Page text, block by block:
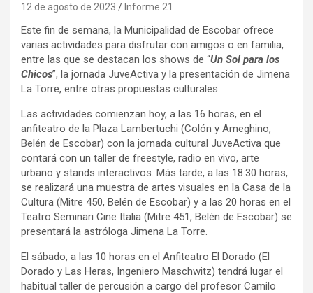
12 de agosto de 2023 Informe 21
Este fin de semana, la Municipalidad de Escobar ofrece
varias actividades para disfrutar con amigos o en familia,
entre las que se destacan los shows de “Un Sol para los
Chicos”, la jornada JuveActiva y la presentación de Jimena
La Torre, entre otras propuestas culturales.
Las actividades comienzan hoy, a las 16 horas, en el
anfiteatro de la Plaza Lambertuchi (Colón y Ameghino,
Belén de Escobar) con la jornada cultural JuveActiva que
contará con un taller de freestyle, radio en vivo, arte
urbano y stands interactivos. Más tarde, a las 18:30 horas,
se realizará una muestra de artes visuales en la Casa de la
Cultura (Mitre 450, Belén de Escobar) y a las 20 horas en el
Teatro Seminari Cine Italia (Mitre 451, Belén de Escobar) se
presentará la astróloga Jimena La Torre.
El sábado, a las 10 horas en el Anfiteatro El Dorado (El
Dorado y Las Heras, Ingeniero Maschwitz) tendrá lugar el
habitual taller de percusión a cargo del profesor Camilo